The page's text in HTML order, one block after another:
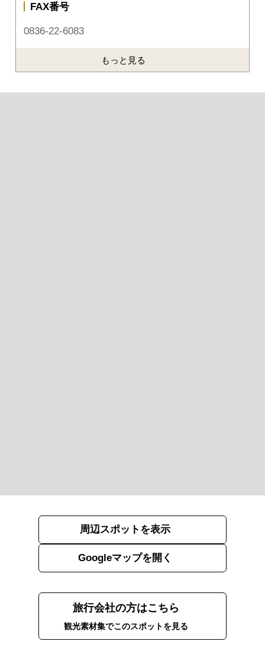
FAX番号
0836-22-6083
もっと見る
周辺スポットを表示
Googleマップを開く
旅行会社の方はこちら
観光素材集でこのスポットを見る